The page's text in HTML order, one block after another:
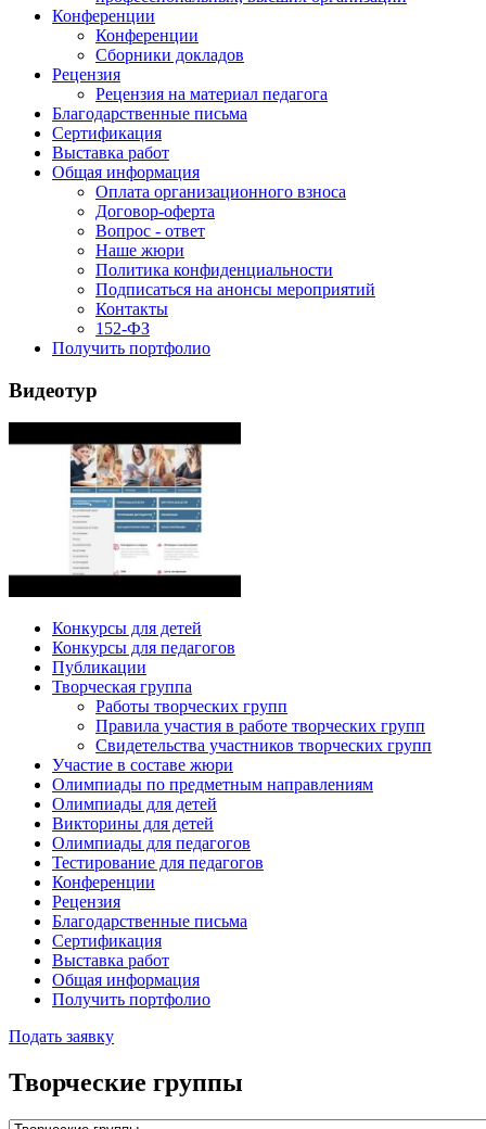
Конференции
Конференции
Сборники докладов
Рецензия
Рецензия на материал педагога
Благодарственные письма
Сертификация
Выставка работ
Общая информация
Оплата организационного взноса
Договор-оферта
Вопрос - ответ
Наше жюри
Политика конфиденциальности
Подписаться на анонсы мероприятий
Контакты
152-ФЗ
Получить портфолио
Видеотур
Конкурсы для детей
Конкурсы для педагогов
Публикации
Творческая группа
Работы творческих групп
Правила участия в работе творческих групп
Свидетельства участников творческих групп
Участие в составе жюри
Олимпиады по предметным направлениям
Олимпиады для детей
Викторины для детей
Олимпиады для педагогов
Тестирование для педагогов
Конференции
Рецензия
Благодарственные письма
Сертификация
Выставка работ
Общая информация
Получить портфолио
Подать заявку
Творческие группы